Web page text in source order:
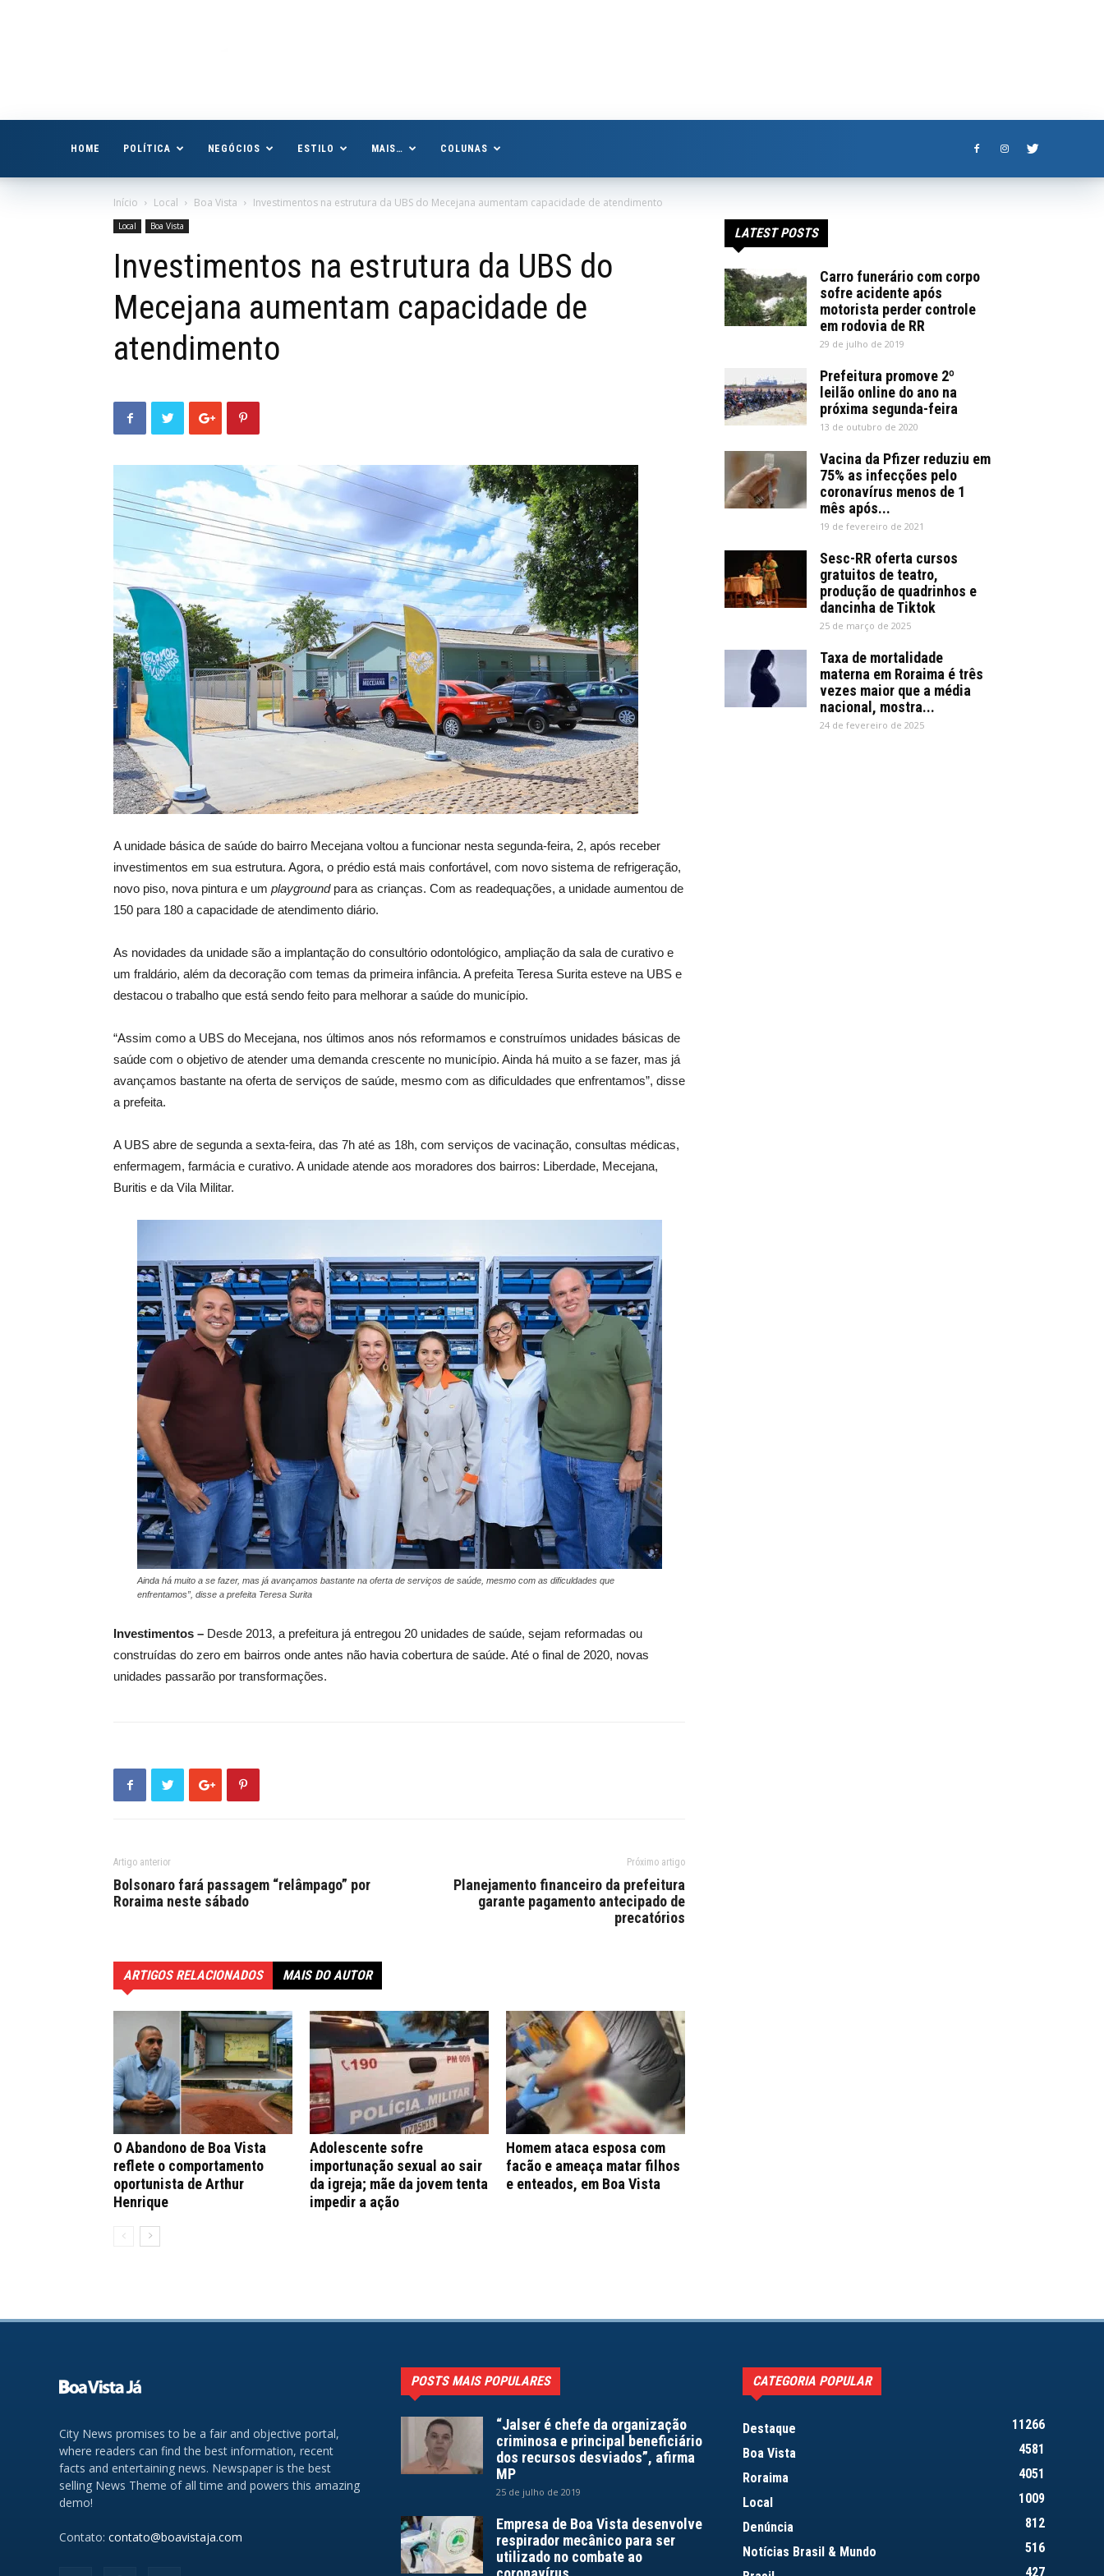
HOME POLÍTICA NEGÓCIOS ESTILO MAIS… COLUNAS
Início Local Boa Vista Investimentos na estrutura da UBS do Mecejana aumentam capacidade de atendimento
Local Boa Vista
Investimentos na estrutura da UBS do
Mecejana aumentam capacidade de
atendimento
A unidade básica de saúde do bairro Mecejana voltou a funcionar nesta segunda-feira, 2, após receber
investimentos em sua estrutura. Agora, o prédio está mais confortável, com novo sistema de refrigeração,
novo piso, nova pintura e um playgroundpara as crianças. Com as readequações, a unidade aumentou de
150 para 180 a capacidade de atendimento diário.
As novidades da unidade são a implantação do consultório odontológico, ampliação da sala de curativo e
um fraldário, além da decoração com temas da primeira infância. A prefeita Teresa Surita esteve na UBS e
destacou o trabalho que está sendo feito para melhorar a saúde do município.
“Assim como a UBS do Mecejana, nos últimos anos nós reformamos e construímos unidades básicas de
saúde com o objetivo de atender uma demanda crescente no município. Ainda há muito a se fazer, mas já
avançamos bastante na oferta de serviços de saúde, mesmo com as dificuldades que enfrentamos”, disse
a prefeita.
A UBS abre de segunda a sexta-feira, das 7h até as 18h, com serviços de vacinação, consultas médicas,
enfermagem, farmácia e curativo. A unidade atende aos moradores dos bairros: Liberdade, Mecejana,
Buritis e da Vila Militar.
Ainda há muito a se fazer, mas já avançamos bastante na oferta de serviços de saúde, mesmo com as dificuldades que
enfrentamos”, disse a prefeita Teresa Surita
Investimentos – Desde 2013, a prefeitura já entregou 20 unidades de saúde, sejam reformadas ou
construídas do zero em bairros onde antes não havia cobertura de saúde. Até o final de 2020, novas
unidades passarão por transformações.
Artigo anterior
Bolsonaro fará passagem “relâmpago” por
Roraima neste sábado
Próximo artigo
Planejamento financeiro da prefeitura
garante pagamento antecipado de
precatórios
ARTIGOS RELACIONADOS MAIS DO AUTOR
O Abandono de Boa Vista
reflete o comportamento
oportunista de Arthur
Henrique
Adolescente sofre
importunação sexual ao sair
da igreja; mãe da jovem tenta
impedir a ação
Homem ataca esposa com
facão e ameaça matar filhos
e enteados, em Boa Vista
LATEST POSTS
Carro funerário com corpo
sofre acidente após
motorista perder controle
em rodovia de RR
29 de julho de 2019
Prefeitura promove 2º
leilão online do ano na
próxima segunda-feira
13 de outubro de 2020
Vacina da Pfizer reduziu em
75% as infecções pelo
coronavírus menos de 1
mês após...
19 de fevereiro de 2021
Sesc-RR oferta cursos
gratuitos de teatro,
produção de quadrinhos e
dancinha de Tiktok
25 de março de 2025
Taxa de mortalidade
materna em Roraima é três
vezes maior que a média
nacional, mostra...
24 de fevereiro de 2025
City News promises to be a fair and objective portal,
where readers can find the best information, recent
facts and entertaining news. Newspaper is the best
selling News Theme of all time and powers this amazing
demo!
Contato: contato@boavistaja.com
POSTS MAIS POPULARES
“Jalser é chefe da organização
criminosa e principal beneficiário
dos recursos desviados”, afirma
MP
25 de julho de 2019
Empresa de Boa Vista desenvolve
respirador mecânico para ser
utilizado no combate ao
CATEGORIA POPULAR
Destaque
11266
Boa Vista
4581
Roraima
4051
Local
1009
Denúncia
812
Notícias Brasil & Mundo
516
427